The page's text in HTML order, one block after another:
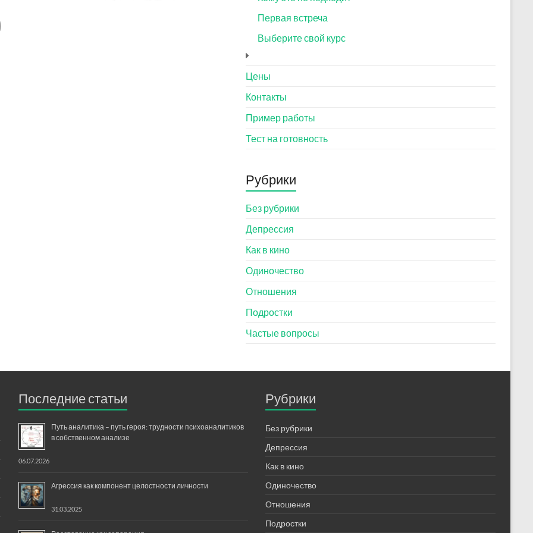
Первая встреча
Выберите свой курс
Цены
Контакты
Пример работы
Тест на готовность
Рубрики
Без рубрики
Депрессия
Как в кино
Одиночество
Отношения
Подростки
Частые вопросы
Последние статьи
Путь аналитика – путь героя: трудности психоаналитиков
в собственном анализе
06.07.2026
Агрессия как компонент целостности личности
31.03.2025
Рубрики
Без рубрики
Депрессия
Как в кино
Одиночество
Отношения
Подростки